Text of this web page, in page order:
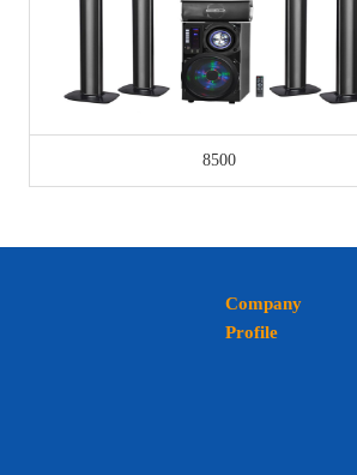
8500
Company
Profile